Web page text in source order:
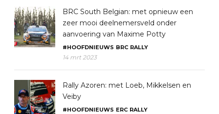
BRC South Belgian: met opnieuw een
zeer mooi deelnemersveld onder
aanvoering van Maxime Potty
#HOOFDNIEUWS BRC RALLY
14 mrt 2023
Rally Azoren: met Loeb, Mikkelsen en
Veiby
#HOOFDNIEUWS ERC RALLY